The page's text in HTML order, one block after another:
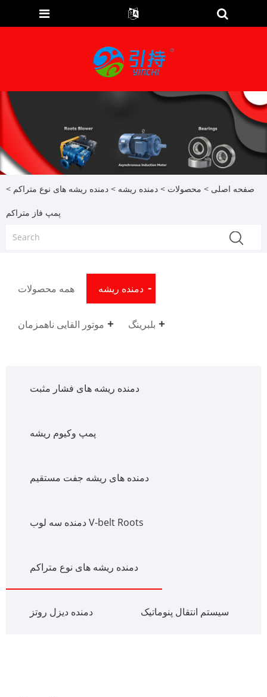
صفحه اصلی > محصولات > دمنده ریشه > دمنده ریشه های نوع متراکم >
پمپ فاز متراکم
همه محصولات دمنده ریشه
موتور القایی ناهمزمان بلبرینگ
دمنده ریشه های فشار مثبت
پمپ وکیوم ریشه
دمنده های ریشه جفت مستقیم
دمنده سه لوب V-belt Roots
دمنده ریشه های نوع متراکم
دمنده دیزل روتز سیستم انتقال پنوماتیک